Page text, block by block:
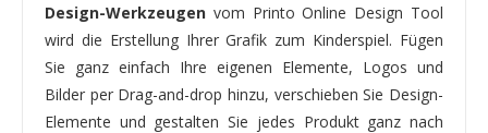
Design-Werkzeugen vom Printo Online Design Tool
wird die Erstellung Ihrer Grafik zum Kinderspiel. Fügen
Sie ganz einfach Ihre eigenen Elemente, Logos und
Bilder per Drag-and-drop hinzu, verschieben Sie Design-
Elemente und gestalten Sie jedes Produkt ganz nach